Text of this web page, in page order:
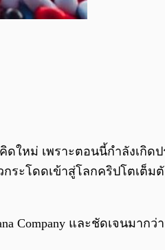
หม่ เพราะตอนนี้กำลังเกิด
โดดเข้าสู่โลกคริปโตเต็ม
Company และชัดเจนม